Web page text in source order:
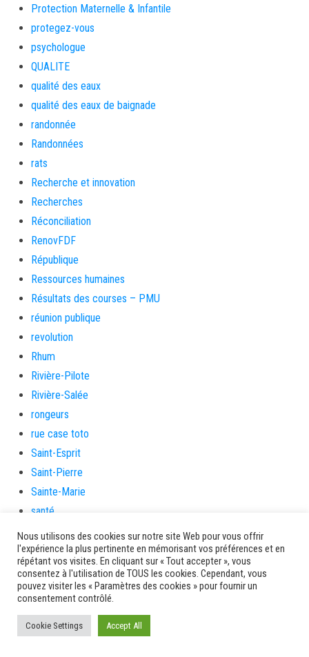
Protection Maternelle & Infantile
protegez-vous
psychologue
QUALITE
qualité des eaux
qualité des eaux de baignade
randonnée
Randonnées
rats
Recherche et innovation
Recherches
Réconciliation
RenovFDF
République
Ressources humaines
Résultats des courses – PMU
réunion publique
revolution
Rhum
Rivière-Pilote
Rivière-Salée
rongeurs
rue case toto
Saint-Esprit
Saint-Pierre
Sainte-Marie
santé
Santé et prévention
Saveurs artisanes
Schœlcher
Scolarité
Séniors
Nous utilisons des cookies sur notre site Web pour vous offrir
l'expérience la plus pertinente en mémorisant vos préférences et en
répétant vos visites. En cliquant sur « Tout accepter », vous
consentez à l'utilisation de TOUS les cookies. Cependant, vous
pouvez visiter les « Paramètres des cookies » pour fournir un
consentement contrôlé.
Cookie Settings Accept All